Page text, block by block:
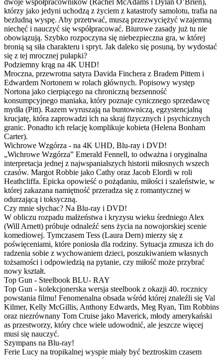
dwoje współpracowników (Rachel McAdams i Dylan O’Brien),
którzy jako jedyni uchodzą z życiem z katastrofy samolotu, trafia na
bezludną wyspę. Aby przetrwać, muszą przezwyciężyć wzajemną
niechęć i nauczyć się współpracować. Biurowe zasady już tu nie
obowiązują. Szybko rozpoczyna się niebezpieczna gra, w której
bronią są siła charakteru i spryt. Jak daleko się posuną, by wydostać
się z tej mrocznej pułapki?
Podziemny krąg na 4K UHD!
Mroczna, przewrotna satyra Davida Finchera z Bradem Pittem i
Edwardem Nortonem w rolach głównych. Popisowy występ
Nortona jako cierpiącego na chroniczną bezsenność
konsumpcyjnego maniaka, który poznaje cynicznego sprzedawcę
mydła (Pitt). Razem wyruszają na buntowniczą, egzystencjalną
krucjatę, która zaprowadzi ich na skraj fizycznych i psychicznych
granic. Ponadto ich relację komplikuje kobieta (Helena Bonham
Carter).
Wichrowe Wzgórza - na 4K UHD, Blu-ray i DVD!
„Wichrowe Wzgórza” Emerald Fennell, to odważna i oryginalna
interpretacja jednej z najwspanialszych historii miłosnych wszech
czasów. Margot Robbie jako Cathy oraz Jacob Elordi w roli
Heathcliffa. Epicka opowieść o pożądaniu, miłości i szaleństwie, w
której zakazana namiętność przeradza się z romantycznej w
odurzającą i toksyczną.
Czy mnie słychac? Na Blu-ray i DVD!
W obliczu rozpadu małżeństwa i kryzysu wieku średniego Alex
(Will Arnett) próbuje odnaleźć sens życia na nowojorskiej scenie
komediowej. Tymczasem Tess (Laura Dern) mierzy się z
poświęceniami, które poniosła dla rodziny. Sytuacja zmusza ich do
radzenia sobie z wychowaniem dzieci, poszukiwaniem własnych
tożsamości i odpowiedzią na pytanie, czy miłość może przybrać
nowy kształt.
Top Gun - Steelbook BLU- RAY
Top Gun - kolekcjonerska wersja steelbook z okazji 40. rocznicy
powstania filmu! Fenomenalna obsada wśród której znaleźli się Val
Kilmer, Kelly McGillis, Anthony Edwards, Meg Ryan, Tim Robbins
oraz niezrównany Tom Cruise jako Maverick, młody amerykański
as przestworzy, który chce wiele udowodnić, ale jeszcze więcej
musi się nauczyć.
Szympans na Blu-ray!
Ferie Lucy na tropikalnej wyspie miały być beztroskim czasem